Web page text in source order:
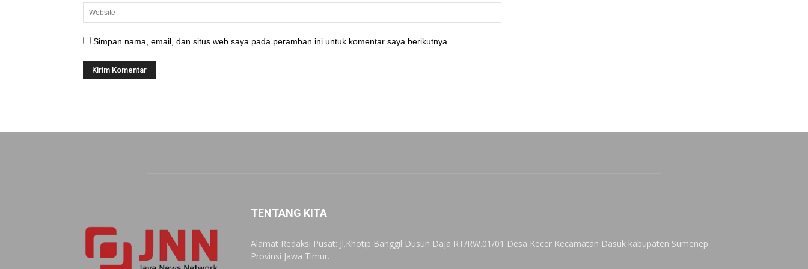
Simpan nama, email, dan situs web saya pada peramban ini untuk komentar saya berikutnya.
TENTANG KITA
Alamat Redaksi Pusat: Jl.Khotip Banggil Dusun Daja RT/RW.01/01 Desa Kecer Kecamatan Dasuk kabupaten Sumenep
Provinsi Jawa Timur.